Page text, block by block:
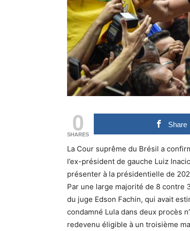
0
SHARES
Share
La Cour suprême du Brésil a
l’ex-président de gauche Luiz
présenter à la présidentielle de
Par une large majorité de 8 contre
du juge Edson Fachin, qui avait
condamné Lula dans deux procès
redevenu éligible à un troisième